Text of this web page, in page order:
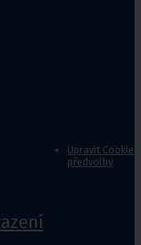
Upravit Cookie
předvolby